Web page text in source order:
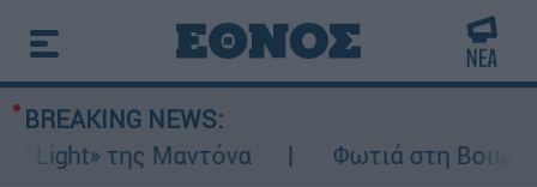
BREAKING NEWS:
της Μαντόνα
Φωτιά στη Βοιωτία: